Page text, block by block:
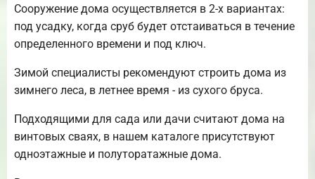
Сооружение дома осуществляется в 2-х вариантах:
под усадку, когда сруб будет отстаиваться в течение
определенного времени и под ключ.
Зимой специалисты рекомендуют строить дома из
зимнего леса, в летнее время - из сухого бруса.
Подходящими для сада или дачи считают дома на
винтовых сваях, в нашем каталоге присутствуют
одноэтажные и полуторатажные дома.